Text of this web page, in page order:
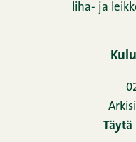
liha- ja